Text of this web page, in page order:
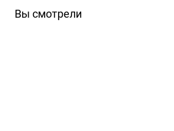
Вы смотрели